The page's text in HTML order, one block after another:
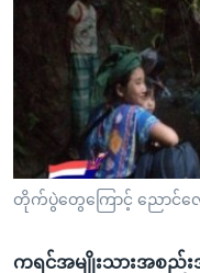
ညွန်း
စာမျက်နှာ
ကျော်
ကြည့်
ရှာဖွေ
ရုပ်ရှင်ထဲက အင်္ဂလိပ်စာ
သုတပဒေသာ အင်္ဂလိပ်စာ
ရေဒီယို/တီဗွီအစီအစဉ်
Learning English
ဗွီအိုအေ လူမှုကွန်ယက်များ
ဘာသာစကားများ
တိုက်ပွဲတွေကြောင့် ညောင်လေ
ကရင်အမျိုးသားအစည်းအ